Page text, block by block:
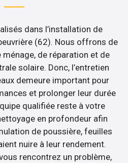
dans l’installation de
(62). Nous offrons de
de réparation et de
solaire. Donc, l’entretien
demeure important pour
et prolonger leur durée
qualifiée reste à votre
en profondeur afin
de poussière, feuilles
nuire à leur rendement.
rencontrez un problème,